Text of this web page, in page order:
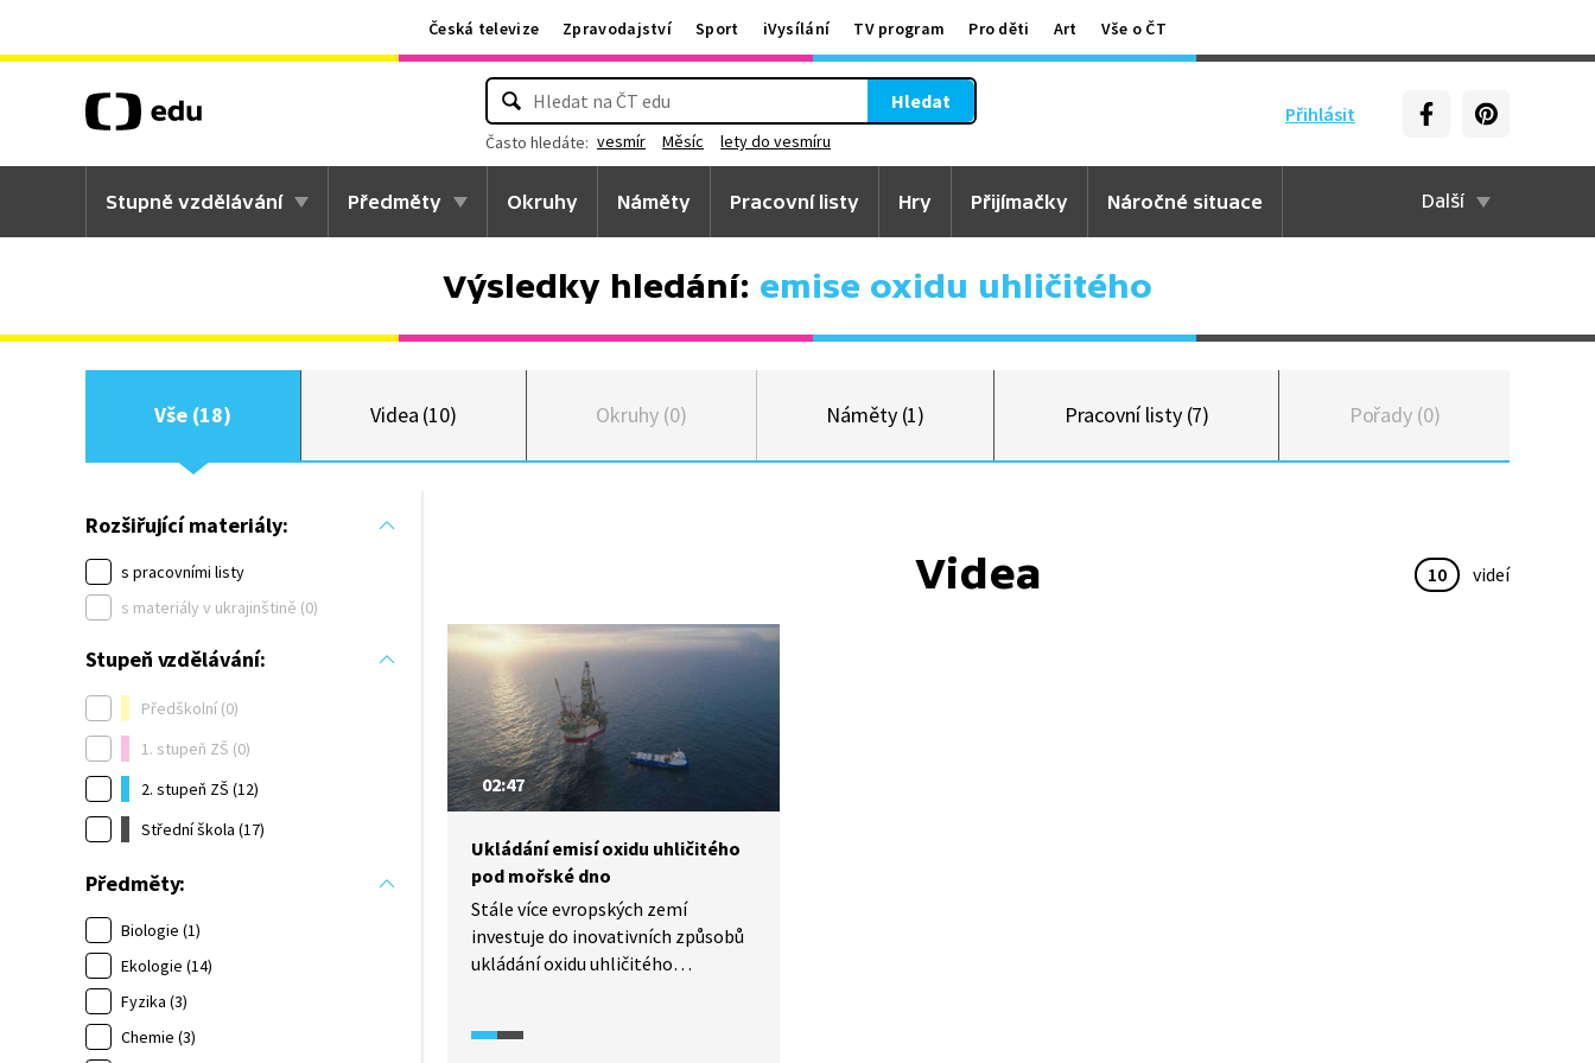
Česká televize Zpravodajství Sport iVysílání TV program Pro děti Art Vše o ČT
Přihlásit
Hledat
Často hledáte: vesmír Měsíc lety do vesmíru
Stupně vzdělávání Předměty Okruhy Náměty Pracovní listy Hry Přijímačky Náročné situace Další
Výsledky hledání: emise oxidu uhličitého
Vše (18) Videa (10) Okruhy (0) Náměty (1) Pracovní listy (7) Pořady (0)
Rozšiřující materiály:
s pracovními listy
s materiály v ukrajinštině (0)
Stupeň vzdělávání:
Předškolní (0)
1. stupeň ZŠ (0)
2. stupeň ZŠ (12)
Střední škola (17)
Předměty:
Biologie (1)
Ekologie (14)
Fyzika (3)
Chemie (3)
Videa 10 videí
02:47
Ukládání emisí oxidu uhličitého
pod mořské dno
Stále více evropských zemí
investuje do inovativních způsobů
ukládání oxidu uhličitého
Dánsko právě spustilo jeden